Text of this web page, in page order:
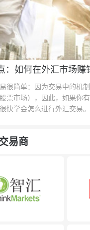
：如何在外汇市场赚
很简单：因为交易中的机
票市场），因此，如果你
快学会怎么进行外汇交易。
易商